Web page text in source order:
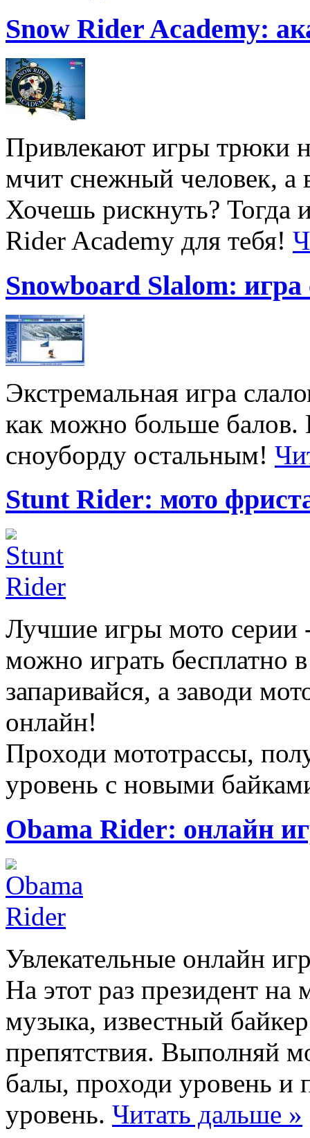
Snow Rider Academy:
Привлекают игры трюки
мчит снежный человек, а
Хочешь рискнуть? Тогда
Rider Academy для тебя!
Snowboard Slalom: игра
Экстремальная игра
как можно больше балов.
сноуборду остальным!
Stunt Rider: мото
Лучшие игры мото серии
можно играть бесплатно
запаривайся, а заводи
онлайн!
Проходи мототрассы,
уровень с новыми
Obama Rider: онлайн
Увлекательные онлайн
На этот раз президент
музыка, известный
препятствия. Выполняй
балы, проходи уровень и
уровень. Читать дальше »